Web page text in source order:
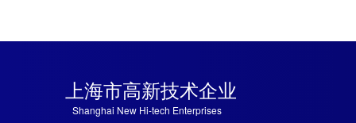
上海市高新技术企业
Shanghai New Hi-tech Enterprises